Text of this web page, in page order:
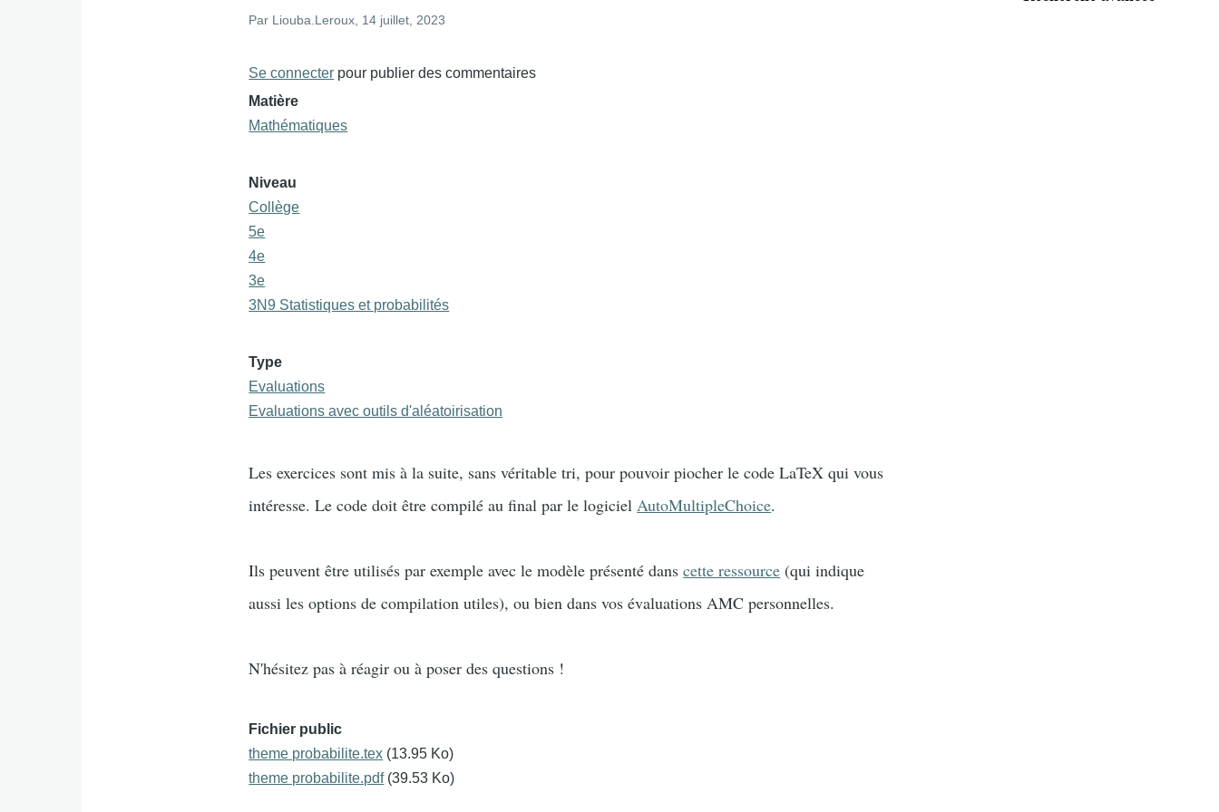
Par Liouba.Leroux , 14 juillet, 2023
Se connecter pour publier des commentaires
Matière
Mathématiques
Niveau
Collège
5e
4e
3e
3N9 Statistiques et probabilités
Type
Evaluations
Evaluations avec outils d'aléatoirisation
Les exercices sont mis à la suite, sans véritable tri, pour pouvoir piocher le code LaTeX qui vous
intéresse. Le code doit être compilé au final par le logicielAutoMultipleChoice.
Ils peuvent être utilisés par exemple avec le modèle présenté danscette ressource (qui indique
aussi les options de compilation utiles), ou bien dans vos évaluations AMC personnelles.
N'hésitez pas à réagir ou à poser des questions !
Fichier public
theme probabilite.tex (13.95 Ko)
theme probabilite.pdf (39.53 Ko)